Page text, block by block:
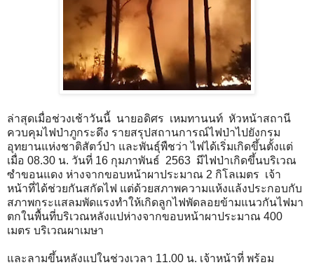
ล่าสุดเมื่อช่วงเช้าวันนี้  นายอดิศร  เหมทานนท์  หัวหน้าสถานี
ควบคุมไฟป่าภูกระดึง รายสรุปสถานการณ์ไฟป่าไปยังกรม
อุทยานแห่งชาติสัตว์ป่า และพันธุ์พืชว่า ไฟได้เริ่มเกิดขึ้นตั้งแต่
เมื่อ 08.30 น. วันที่ 16 กุมภาพันธ์  2563  มีไฟป่าเกิดขึ้นบริเวณ
ซำขอนแดง ห่างจากขอบหน้าผาประมาณ 2 กิโลเมตร  เจ้า
หน้าที่ได้ช่วยกันสกัดไฟ แต่ด้วยสภาพความแห้งแล้งประกอบกับ
สภาพกระแสลมพัดแรงทำให้เกิดลูกไฟพัดลอยข้ามแนวกันไฟมา
ตกในพื้นที่บริเวณหลังแปห่างจากขอบหน้าผาประมาณ 400
เมตร บริเวณผาเมษา
และลามขึ้นหลังแปในช่วงเวลา 11.00 น. เจ้าหน้าที่ พร้อม